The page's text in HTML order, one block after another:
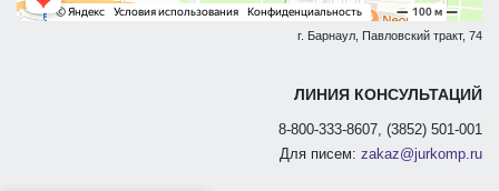
г. Барнаул, Павловский тракт, 74
ЛИНИЯ КОНСУЛЬТАЦИЙ
8-800-333-8607, (3852) 501-001
Для писем: zakaz@jurkomp.ru